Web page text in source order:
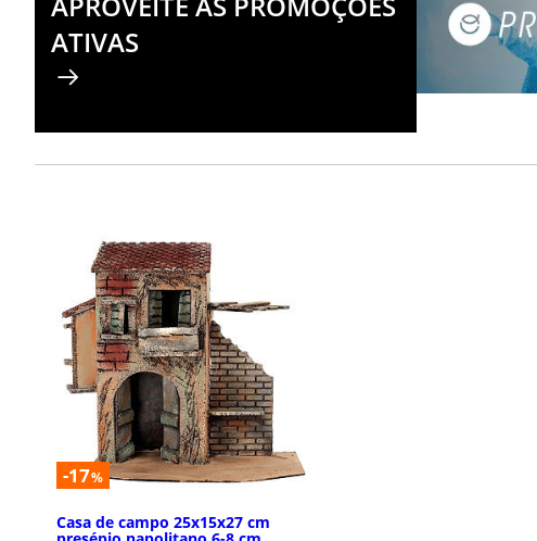
ATIVAS
-17%
Casa de campo 25x15x27 cm